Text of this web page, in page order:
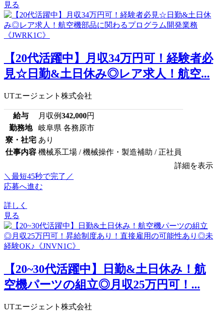
見る
【20代活躍中】月収34万円可！経験者必
見☆日勤&土日休み◎レア求人！航空...
UTエージェント株式会社
給与 月収例342,000円
勤務地
岐阜県 各務原市
寮・社宅 あり
仕事内容 機械系工場 / 機械操作・製造補助 / 正社員
詳細を表示
＼最短45秒で完了／
応募へ進む
詳しく
見る
【20~30代活躍中】日勤&土日休み！航
空機パーツの組立◎月収25万円可！...
UTエージェント株式会社